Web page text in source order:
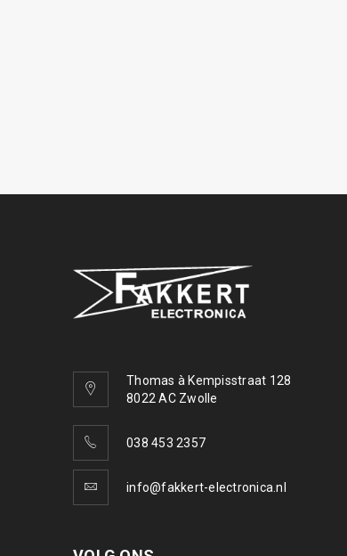
Thomas à Kempisstraat 128
8022 AC Zwolle
038 453 2357
info@fakkert-electronica.nl